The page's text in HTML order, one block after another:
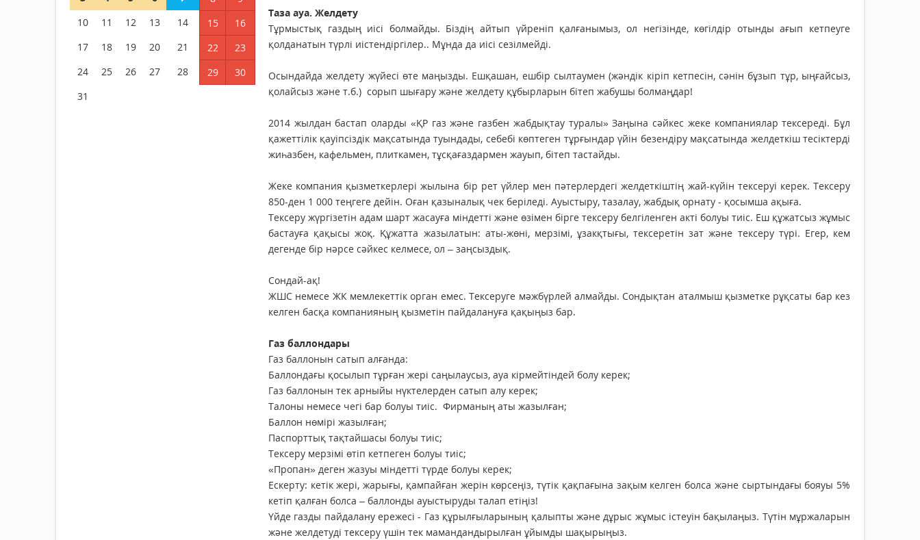
10
11 12 13 14 15
16
17
18 19 20 21 22
23
24
25 26 27 28 29
30
31
Таза ауа. Желдету
Тұрмыстық газдың иісі болмайды. Біздің айтып үйреніп қалғанымыз, ол негізінде, көгілдір отынды ағып кетпеуге
қолданатын түрлі иістендіргілер.. Мұнда да иісі сезілмейді.
Осындайда желдету жүйесі өте маңызды. Ешқашан, ешбір сылтаумен (жәндік кіріп кетпесін, сәнін бұзып тұр, ыңғайсыз,
қолайсыз және т.б.) сорып шығару және желдету құбырларын бітеп жабушы болмаңдар!
2014 жылдан бастап оларды «ҚР газ және газбен жабдықтау туралы» Заңына сәйкес жеке компаниялар тексереді. Бұл
қажеттілік қауіпсіздік мақсатында туындады, себебі көптеген тұрғындар үйін безендіру мақсатында желдеткіш тесіктерді
жиһазбен, кафельмен, плиткамен, тұсқағаздармен жауып, бітеп тастайды.
Жеке компания қызметкерлері жылына бір рет үйлер мен пәтерлердегі желдеткіштің жай-күйін тексеруі керек. Тексеру
850-ден 1 000 теңгеге дейін. Оған қазыналық чек беріледі. Ауыстыру, тазалау, жабдық орнату - қосымша ақыға.
Тексеру жүргізетін адам шарт жасауға міндетті және өзімен бірге тексеру белгіленген акті болуы тиіс. Еш құжатсыз жұмыс
бастауға қақысы жоқ. Құжатта жазылатын: аты-жөні, мерзімі, ұзакқтығы, тексеретін зат және тексеру түрі. Егер, кем
дегенде бір нәрсе сәйкес келмесе, ол – заңсыздық.
Сондай-ақ!
ЖШС немесе ЖК мемлекеттік орган емес. Тексеруге мәжбүрлей алмайды. Сондықтан аталмыш қызметке рұқсаты бар кез
келген басқа компанияның қызметін пайдалануға қақыңыз бар.
Газ баллондары
Газ баллонын сатып алғанда:
Баллондағы қосылып тұрған жері саңылаусыз, ауа кірмейтіндей болу керек;
Газ баллонын тек арныйы нүктелерден сатып алу керек;
Талоны немесе чегі бар болуы тиіс. Фирманың аты жазылған;
Баллон нөмірі жазылған;
Паспорттық тақтайшасы болуы тиіс;
Тексеру мерзімі өтіп кетпеген болуы тиіс;
«Пропан» деген жазуы міндетті түрде болуы керек;
Ескерту: кетік жері, жарығы, қампайған жерін көрсеңіз, түтік қақпағына зақым келген болса және сыртындағы бояуы 5%
кетіп қалған болса – баллонды ауыстыруды талап етіңіз!
Үйде газды пайдалану ережесі - Газ құрылғыларының қалыпты және дұрыс жұмыс істеуін бақылаңыз. Түтін мұржаларын
және желдетуді тексеру үшін тек мамандандырылған ұйымды шақырыңыз.